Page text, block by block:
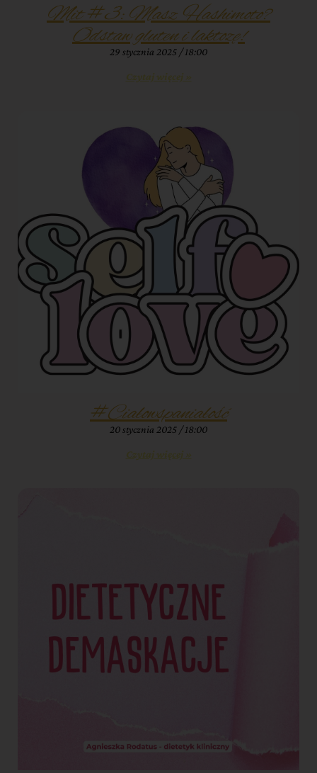
Mit #3: Masz Hashimoto?
Odstaw gluten i laktozę!
29 stycznia 2025 18:00
Czytaj więcej »
#Ciałowspaniałość
20 stycznia 2025 18:00
Czytaj więcej »